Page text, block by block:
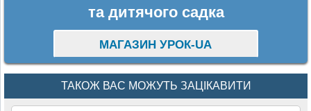
та дитячого садка
МАГАЗИН УРОК-UA
ТАКОЖ ВАС МОЖУТЬ ЗАЦІКАВИТИ